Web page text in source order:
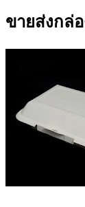
ขายส่งกล่